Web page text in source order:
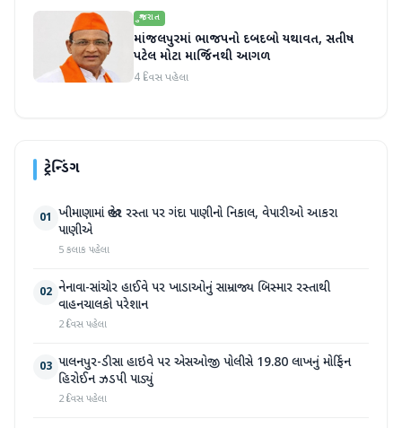
ગુજરાત
માંજલપુરમાં ભાજપનો દબદબો યથાવત, સતીષ
પટેલ મોટા માર્જિનથી આગળ
4 દિવસ પહેલા
ટ્રેન્ડિંગ
01 ખીમાણામાં જાહેર રસ્તા પર ગંદા પાણીનો નિકાલ, વેપારીઓ આકરા
પાણીએ
5 કલાક પહેલા
02 નેનાવા-સાંચોર હાઈવે પર ખાડાઓનું સામ્રાજ્ય બિસ્માર રસ્તાથી
વાહનચાલકો પરેશાન
2 દિવસ પહેલા
03 પાલનપુર-ડીસા હાઇવે પર એસઓજી પોલીસે 19.80 લાખનું મોર્ફિન
હિરોઈન ઝડપી પાડ્યું
2 દિવસ પહેલા